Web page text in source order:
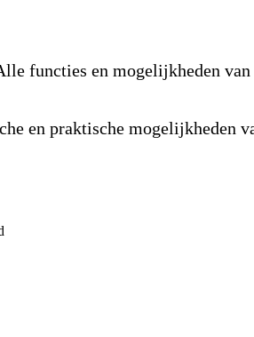
functies en mogelijkheden
en praktische mogelijkheden